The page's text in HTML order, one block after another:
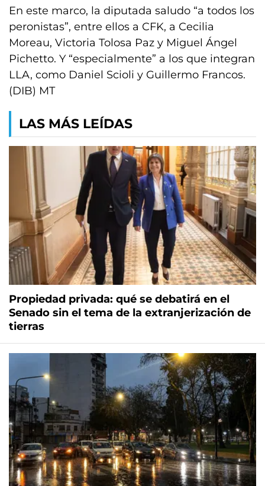
En este marco, la diputada saludo “a todos los
peronistas”, entre ellos a CFK, a Cecilia
Moreau, Victoria Tolosa Paz y Miguel Ángel
Pichetto. Y “especialmente” a los que integran
LLA, como Daniel Scioli y Guillermo Francos.
(DIB) MT
LAS MÁS LEÍDAS
Propiedad privada: qué se debatirá en el
Senado sin el tema de la extranjerización de
tierras